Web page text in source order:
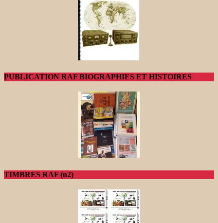
PUBLICATION RAF BIOGRAPHIES ET HISTOIRES
TIMBRES RAF (n2)